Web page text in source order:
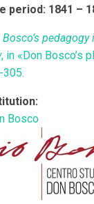
period: 1841 –
Bosco’s
, in «Don Bosco’s
305.
Bosco